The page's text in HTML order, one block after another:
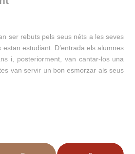
ser rebuts pels seus néts a les seves
estudiant. D’entrada els alumnes
i, posteriorment, van cantar-los una
van servir un bon esmorzar als seus